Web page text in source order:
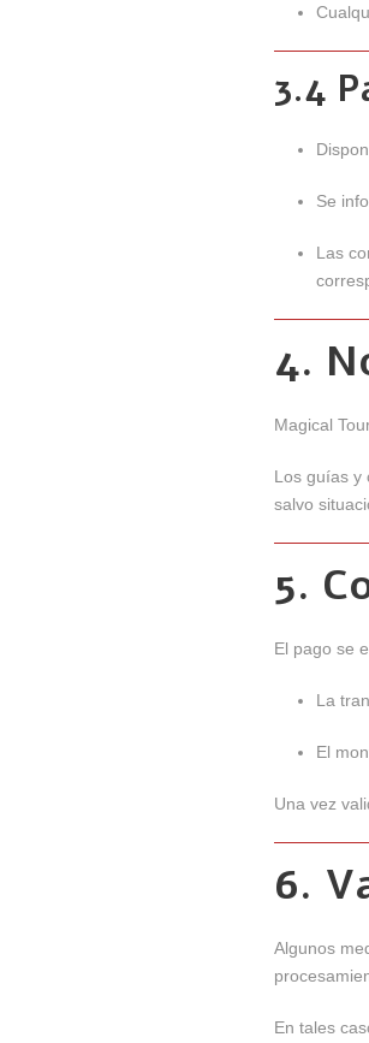
3.4
Se
Las
4.
Magical
Los guías y
salvo
5.
El pago se
La
El
Una vez
6.
Algunos
En tales